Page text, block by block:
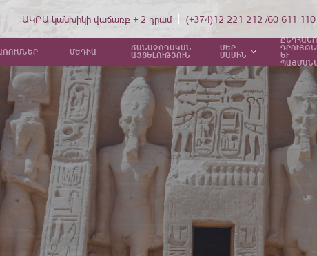
ԱԿԲԱ կանխիկի վաճառք + 2 դրամ (+374)12 221 212 /60 611 110
ՄԵԴԻԱ
ՃԱՆԱՉՈՂԱԿԱՆ
ԱՅՑԵԼՈՒԹՅՈՒՆ
ՄԵՐ
ՄԱՍԻՆ
ԵՒ